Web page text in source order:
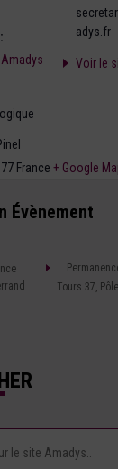
France + Google
adys.fr
Voir le
Évènement
Tours 37,